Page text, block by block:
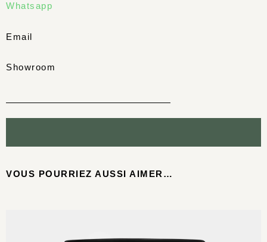
Whatsapp
Email
Showroom
VOUS POURRIEZ AUSSI AIMER…